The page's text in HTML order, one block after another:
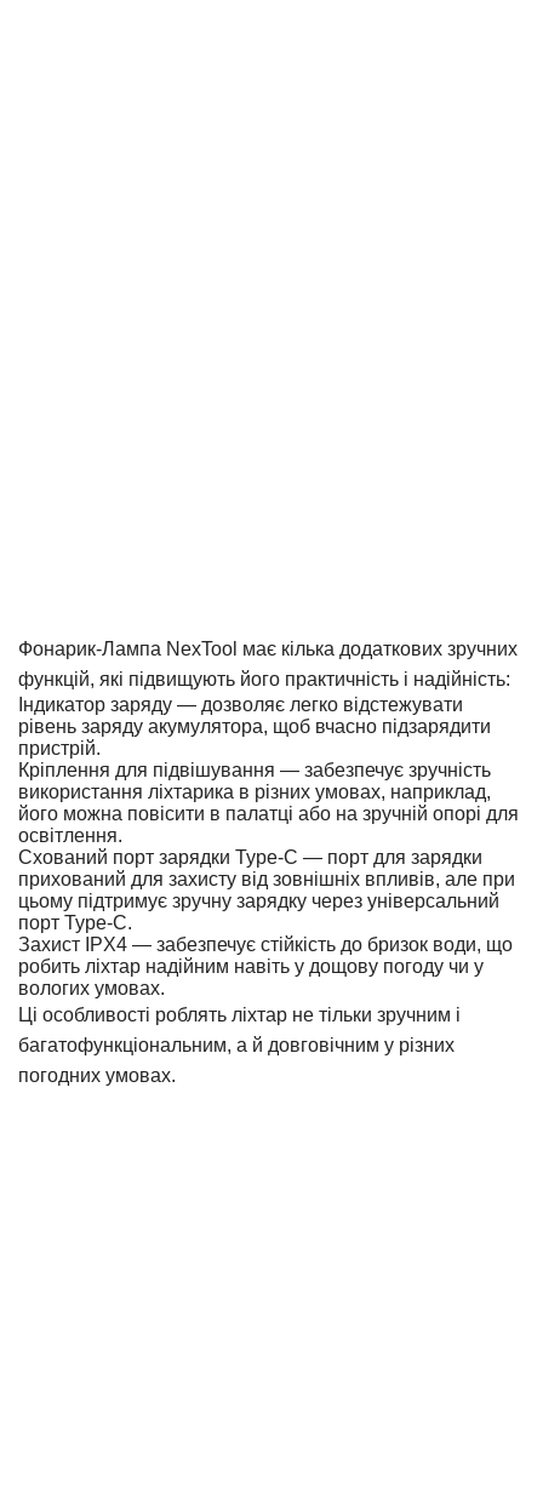
Фонарик-Лампа NexTool має кілька додаткових зручних
функцій, які підвищують його практичність і надійність:
Індикатор заряду — дозволяє легко відстежувати
рівень заряду акумулятора, щоб вчасно підзарядити
пристрій.
Кріплення для підвішування — забезпечує зручність
використання ліхтарика в різних умовах, наприклад,
його можна повісити в палатці або на зручній опорі для
освітлення.
Схований порт зарядки Type-C — порт для зарядки
прихований для захисту від зовнішніх впливів, але при
цьому підтримує зручну зарядку через універсальний
порт Type-C.
Захист IPX4 — забезпечує стійкість до бризок води, що
робить ліхтар надійним навіть у дощову погоду чи у
вологих умовах.
Ці особливості роблять ліхтар не тільки зручним і
багатофункціональним, а й довговічним у різних
погодних умовах.